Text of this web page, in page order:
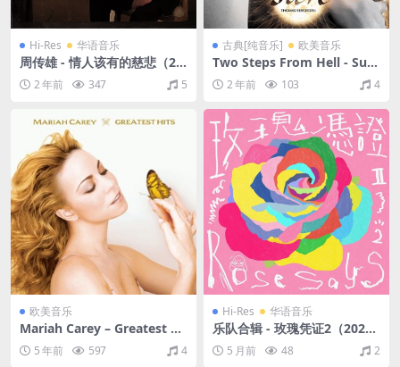
Hi-Res 华语音乐
周传雄 - 情人该有的慈悲（20
24/FLAC/分轨/515M）(24bi
t/48kHz)
2 年前 347 5
古典[纯音乐] 欧美音乐
Two Steps From Hell - Sun
（2014/FLAC/分轨/450M）
2 年前 103 4
欧美音乐
Mariah Carey – Greatest Hi
ts（2001/FLAC/分轨/816
M）5 年前 597 4
Hi-Res 华语音乐
乐队合辑 - 玫瑰凭证2（2022/
FLAC/分轨/722M）(24bit/96
kHz)5 月前 48 2